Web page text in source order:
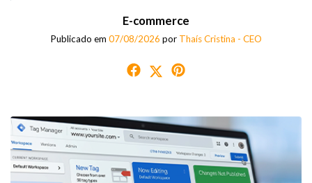
E-commerce
Publicado em 07/08/2026 por Thaís Cristina - CEO